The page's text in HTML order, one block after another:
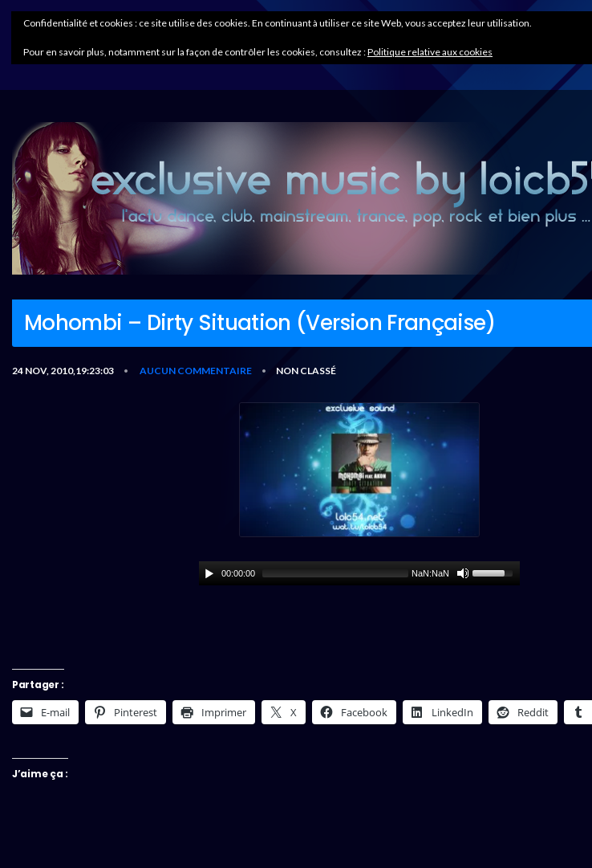
Mohombi – Dirty Situation (Version Française)
24 NOV, 2010,19:23:03 • AUCUN COMMENTAIRE • NON CLASSÉ
00:00:00 NaN:NaN
Partager :
E-mail Pinterest Imprimer X Facebook LinkedIn Reddit
J’aime ça :
Confidentialité et cookies : ce site utilise des cookies. En continuant à utiliser ce site Web, vous acceptez leur utilisation.
Pour en savoir plus, notamment sur la façon de contrôler les cookies, consultez :Politique relative aux cookies